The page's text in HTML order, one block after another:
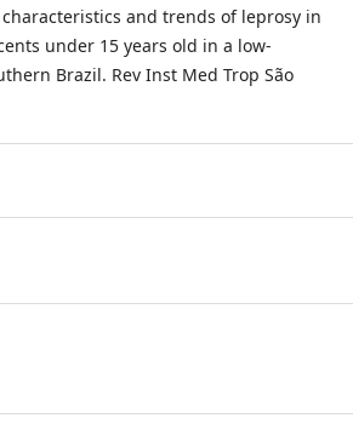
and trends of leprosy in
under 15 years old in a low-
Brazil. Rev Inst Med Trop São